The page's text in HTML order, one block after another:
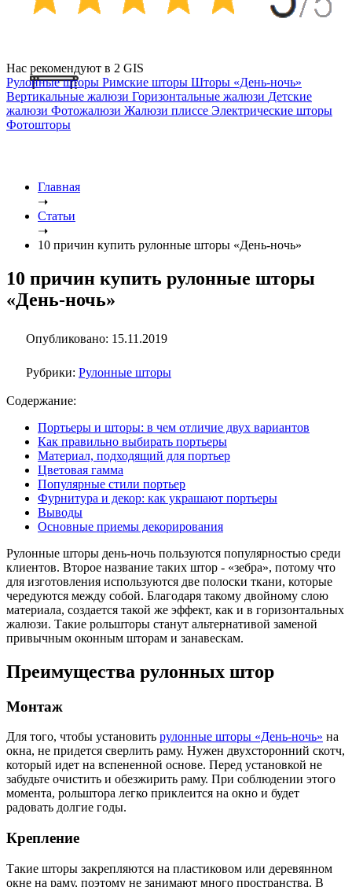
Нас рекомендуют в 2 GIS
Рулонные шторы Римские шторы Шторы «День-ночь»
Вертикальные жалюзи Горизонтальные жалюзи Детские
жалюзи Фотожалюзи Жалюзи плиссе Электрические шторы
Фотошторы
Главная
➝
Статьи
➝
10 причин купить рулонные шторы «День-ночь»
10 причин купить рулонные шторы
«День-ночь»
Опубликовано: 15.11.2019
Рубрики: Рулонные шторы
Содержание:
Портьеры и шторы: в чем отличие двух вариантов
Как правильно выбирать портьеры
Материал, подходящий для портьер
Цветовая гамма
Популярные стили портьер
Фурнитура и декор: как украшают портьеры
Выводы
Основные приемы декорирования
Рулонные шторы день-ночь пользуются популярностью среди
клиентов. Второе название таких штор - «зебра», потому что
для изготовления используются две полоски ткани, которые
чередуются между собой. Благодаря такому двойному слою
материала, создается такой же эффект, как и в горизонтальных
жалюзи. Такие рольшторы станут альтернативой заменой
привычным оконным шторам и занавескам.
Преимущества рулонных штор
Монтаж
Для того, чтобы установить рулонные шторы «День-ночь» на
окна, не придется сверлить раму. Нужен двухсторонний скотч,
который идет на вспененной основе. Перед установкой не
забудьте очистить и обезжирить раму. При соблюдении этого
момента, рольштора легко приклеится на окно и будет
радовать долгие годы.
Крепление
Такие шторы закрепляются на пластиковом или деревянном
окне на раму, поэтому не занимают много пространства. В